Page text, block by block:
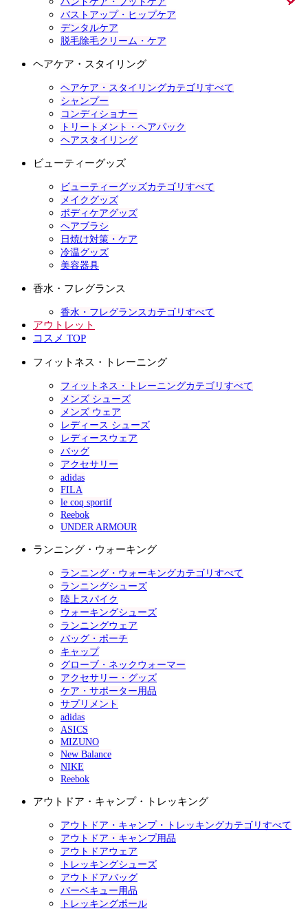
バストアップ・ヒップケア
デンタルケア
脱毛除毛クリーム・ケア
ヘアケア・スタイリング
ヘアケア・スタイリングカテゴリすべて
シャンプー
コンディショナー
トリートメント・ヘアパック
ヘアスタイリング
ビューティーグッズ
ビューティーグッズカテゴリすべて
メイクグッズ
ボディケアグッズ
ヘアブラシ
日焼け対策・ケア
冷温グッズ
美容器具
香水・フレグランス
香水・フレグランスカテゴリすべて
アウトレット
コスメ TOP
フィットネス・トレーニング
フィットネス・トレーニングカテゴリすべて
メンズ シューズ
メンズ ウェア
レディース シューズ
レディースウェア
バッグ
アクセサリー
adidas
FILA
le coq sportif
Reebok
UNDER ARMOUR
ランニング・ウォーキング
ランニング・ウォーキングカテゴリすべて
ランニングシューズ
陸上スパイク
ウォーキングシューズ
ランニングウェア
バッグ・ポーチ
キャップ
グローブ・ネックウォーマー
アクセサリー・グッズ
ケア・サポーター用品
サプリメント
adidas
ASICS
MIZUNO
New Balance
NIKE
Reebok
アウトドア・キャンプ・トレッキング
アウトドア・キャンプ・トレッキングカテゴリすべて
アウトドア・キャンプ用品
アウトドアウェア
トレッキングシューズ
アウトドアバッグ
バーベキュー用品
トレッキングポール